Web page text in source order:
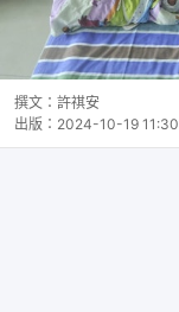
撰文： 許祺安
出版： 2024-10-19 11:30